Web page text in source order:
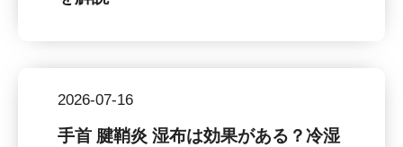
2026-07-16
手首 腱鞘炎 湿布は効果がある？冷湿